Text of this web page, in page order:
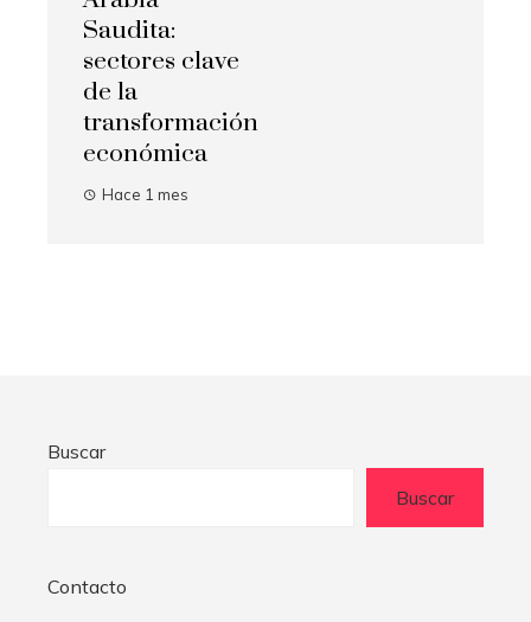
Saudita:
sectores clave
de la
transformación
económica
Hace 1 mes
Buscar
Buscar
Contacto